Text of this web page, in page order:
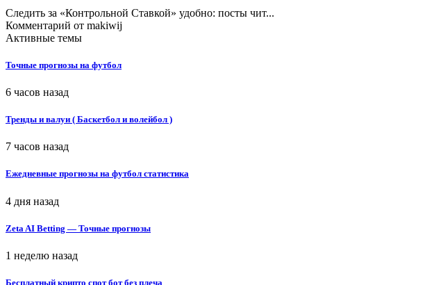
Следить за «Контрольной Ставкой» удобно: посты чит...
Комментарий от makiwij
Активные темы
Точные прогнозы на футбол
6 часов назад
Тренды и валуи ( Баскетбол и волейбол )
7 часов назад
Ежедневные прогнозы на футбол статистика
4 дня назад
Zeta AI Betting — Точные прогнозы
1 неделю назад
Бесплатный крипто спот бот без плеча